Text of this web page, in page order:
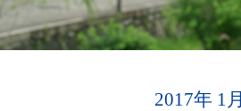
2017年 1月
活動報告